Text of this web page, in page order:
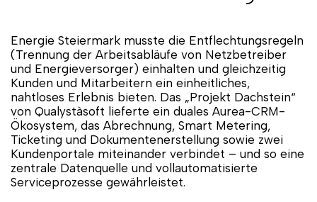
Energie Steiermark musste die Entflechtungsregeln
(Trennung der Arbeitsabläufe von Netzbetreiber
und Energieversorger) einhalten und gleichzeitig
Kunden und Mitarbeitern ein einheitliches,
nahtloses Erlebnis bieten. Das „Projekt Dachstein“
von Qualystàsoft lieferte ein duales Aurea-CRM-
Ökosystem, das Abrechnung, Smart Metering,
Ticketing und Dokumentenerstellung sowie zwei
Kundenportale miteinander verbindet – und so eine
zentrale Datenquelle und vollautomatisierte
Serviceprozesse gewährleistet.